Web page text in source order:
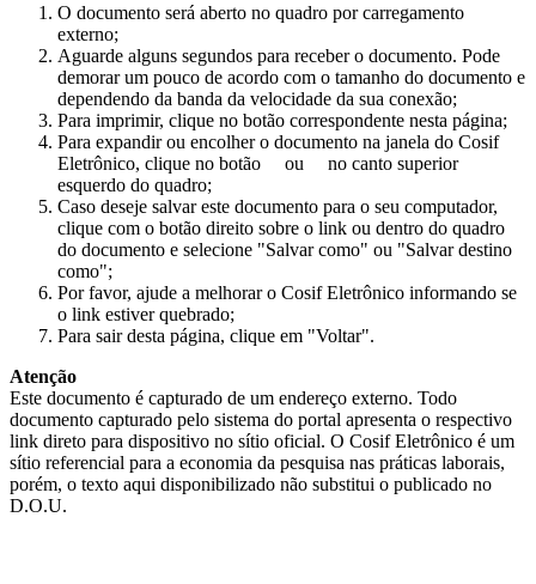
O documento será aberto no quadro por carregamento
externo;
Aguarde alguns segundos para receber o documento. Pode
demorar um pouco de acordo com o tamanho do documento e
dependendo da banda da velocidade da sua conexão;
Para imprimir, clique no botão correspondente nesta página;
Para expandir ou encolher o documento na janela do Cosif
Eletrônico, clique no botão
ou
no canto superior
esquerdo do quadro;
Caso deseje salvar este documento para o seu computador,
clique com o botão direito sobre o link ou dentro do quadro
do documento e selecione "Salvar como" ou "Salvar destino
como";
Por favor, ajude a melhorar o Cosif Eletrônico informando se
o link estiver quebrado;
Para sair desta página, clique em "Voltar".
Atenção
Este documento é capturado de um endereço externo. Todo
documento capturado pelo sistema do portal apresenta o respectivo
link direto para dispositivo no sítio oficial. O Cosif Eletrônico é um
sítio referencial para a economia da pesquisa nas práticas laborais,
porém, o texto aqui disponibilizado não substitui o publicado no
D.O.U.